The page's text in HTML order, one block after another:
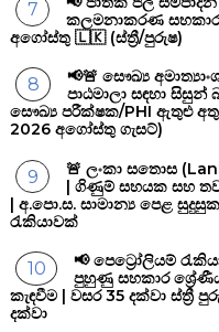
කලමනාකරණ සහකාර
අගෝස්තු 🇱🇰 (ස්ත්‍රී/පුරුෂ)
📢🚨 සෞඛ්‍ය
පාඨමාලා සඳහා
සෞඛ්‍ය පරීක්ෂක/PHI ඇතුළු
2026 අගෝස්තු ගැසට්)
🚨 ලංකා සතොස
| ගිණුම් සහයක සහ
| අ.පො.ස. සාමාන්‍ය පෙළ
රැකියාවක්
📢 පෙට්‍රෝලියම්
පුහුණු සහකාර
කැඳවීම | වසර 35 දක්වා ස්ත්‍රී
දක්වා